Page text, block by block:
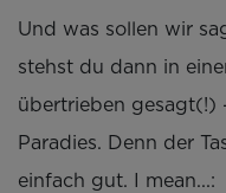
Und was sollen wir
stehst du dann in
übertrieben gesagt(!)
Paradies. Denn der
einfach gut. I mean...: